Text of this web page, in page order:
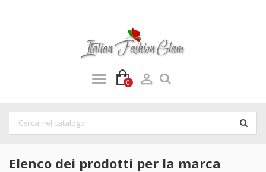
0 
Elenco dei prodotti per la marca